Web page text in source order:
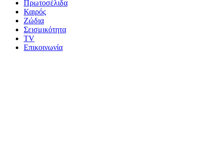
Πρωτοσέλιδα
Καιρός
Ζώδια
Σεισμικότητα
TV
Επικοινωνία